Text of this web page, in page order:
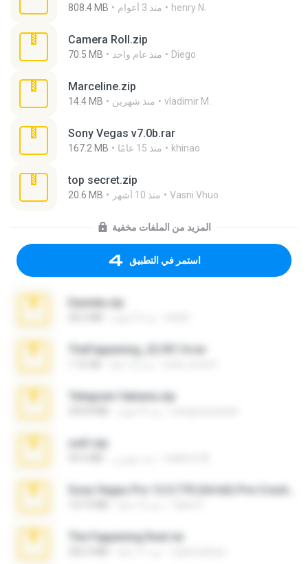
808.4 MB منذ 3 أعوام henry N.
Camera Roll.zip
70.5 MB منذ عام واحد Diego
Marceline.zip
14.4 MB منذ شهرين vladimir M.
Sony Vegas v7.0b.rar
167.2 MB منذ 15 عامًا khinao
top secret.zip
20.6 MB منذ 10 أشهر Vasni Vhuo
المزيد من الملفات مخفية
استمر في التطبيق
Daniela.zip
TheFappening_22.09.14.rar
Telegram fabiana.zip
ouh!.zip
The Fappening final.rar